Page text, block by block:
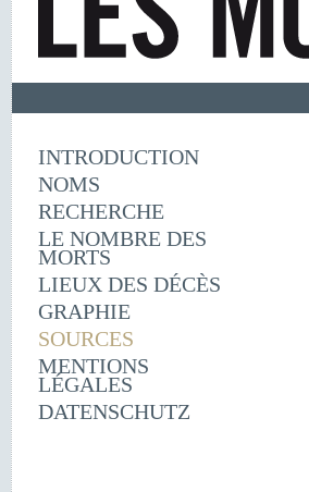
INTRODUCTION
NOMS
RECHERCHE
LE NOMBRE DES
MORTS
LIEUX DES DÉCÈS
GRAPHIE
SOURCES
MENTIONS
LÉGALES
DATENSCHUTZ